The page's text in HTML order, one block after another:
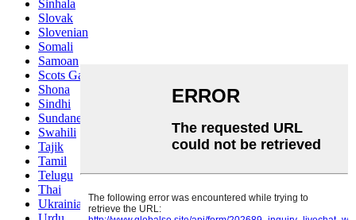
Sinhala
Slovak
Slovenian
Somali
Samoan
Scots Gaelic
Shona
Sindhi
Sundanese
Swahili
Tajik
Tamil
Telugu
Thai
Ukrainian